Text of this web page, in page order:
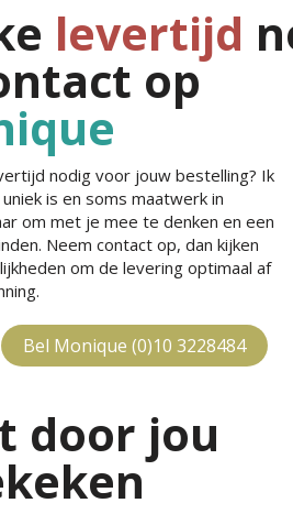
levertijd
op
nodig voor jouw bestelling? Ik
is en soms maatwerk in
om met je mee te denken en een
Neem contact op, dan kijken
om de levering optimaal af
Bel Monique (0)10 3228484
door jou